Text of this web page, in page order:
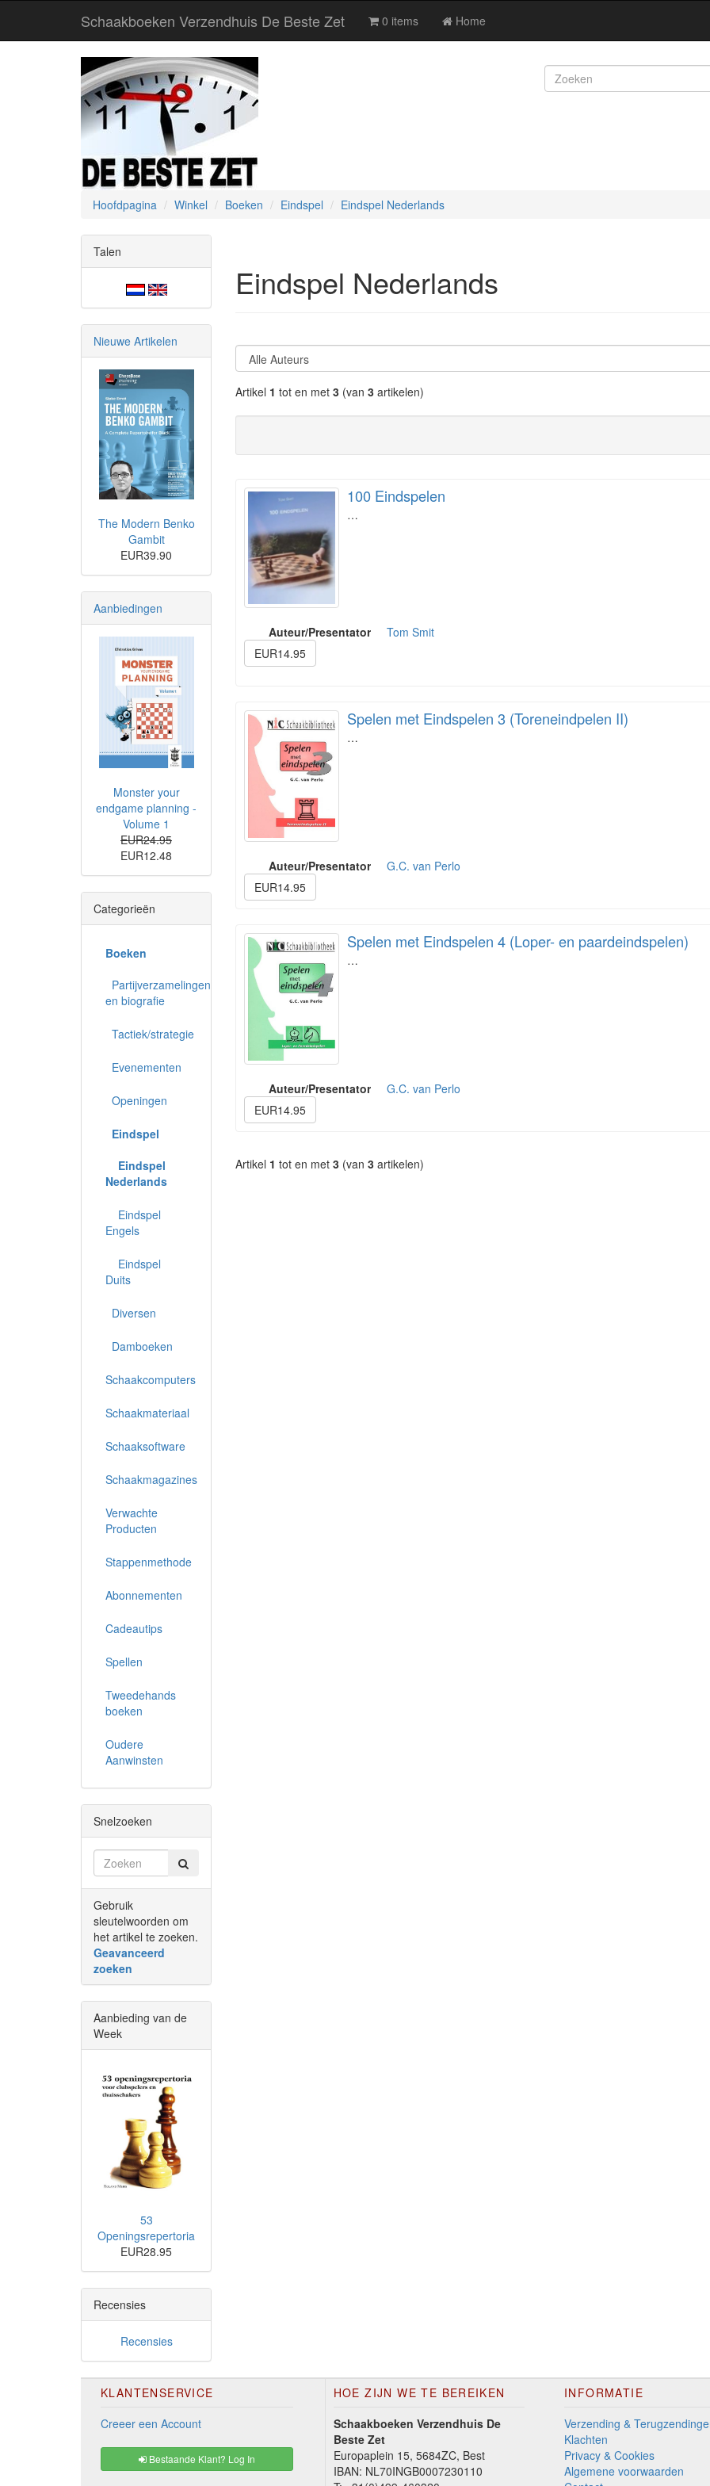
Schaakboeken Verzendhuis De Beste Zet 0 items Home
Hoofdpagina Winkel Boeken Eindspel Eindspel Nederlands
Eindspel Nederlands
Artikel 1 tot en met 3 (van 3 artikelen)
100 Eindspelen
…
Auteur/Presentator
Tom Smit
EUR14.95
Spelen met Eindspelen 3 (Toreneindpelen II)
…
Auteur/Presentator
G.C. van Perlo
EUR14.95
Spelen met Eindspelen 4 (Loper- en paardeindspelen)
…
Auteur/Presentator
G.C. van Perlo
EUR14.95
Artikel 1 tot en met 3 (van 3 artikelen)
Talen
Nieuwe Artikelen
The Modern Benko
Gambit
EUR39.90
Aanbiedingen
Monster your
endgame planning -
Volume 1
EUR24.95
EUR12.48
Categorieën
Boeken
Partijverzamelingen
en biografie
Tactiek/strategie
Evenementen
Openingen
Eindspel
Eindspel
Nederlands
Eindspel
Engels
Eindspel
Duits
Diversen
Damboeken
Schaakcomputers
Schaakmateriaal
Schaaksoftware
Schaakmagazines
Verwachte
Producten
Stappenmethode
Abonnementen
Cadeautips
Spellen
Tweedehands
boeken
Oudere
Aanwinsten
Snelzoeken
Gebruik
sleutelwoorden om
het artikel te zoeken.
Geavanceerd
zoeken
Aanbieding van de
Week
53
Openingsrepertoria
EUR28.95
Recensies
Recensies
KLANTENSERVICE
Creeer een Account
Bestaande Klant? Log In
HOE ZIJN WE TE BEREIKEN
Schaakboeken Verzendhuis De
Beste Zet
Europaplein 15, 5684ZC, Best
IBAN: NL70INGB0007230110
INFORMATIE
Verzending &
Klachten
Privacy & Cookies
Algemene voorwaarden